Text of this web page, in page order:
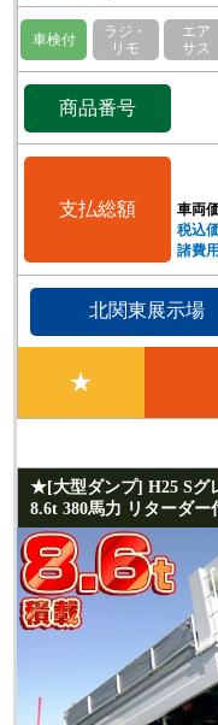
車検付
ラジ・
リモ
エア
サス
商品番号
支払総額 車両
税込
諸費用
北関東展示場
★
★[大型ダンプ] H25 Sグ
8.6t 380馬力 リターダー